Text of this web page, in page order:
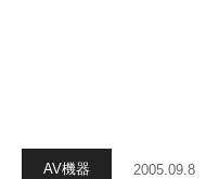
AV機器 2005.09.8